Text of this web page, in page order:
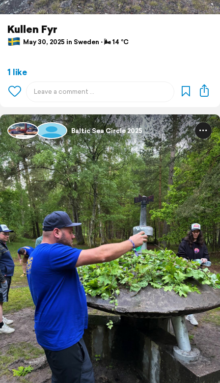
Kullen Fyr
May 30, 2025 in Sweden ⋅ 🌬 14 °C
1 like
Baltic Sea Circle 2025